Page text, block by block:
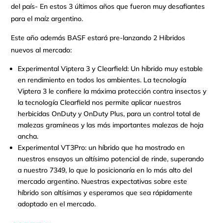
del país- En estos 3 últimos años que fueron muy desafiantes
para el maíz argentino.
Este año además BASF estará pre-lanzando 2 Híbridos
nuevos al mercado:
Experimental Viptera 3 y Clearfield: Un híbrido muy estable
en rendimiento en todos los ambientes. La tecnología
Viptera 3 le confiere la máxima protección contra insectos y
la tecnología Clearfield nos permite aplicar nuestros
herbicidas OnDuty y OnDuty Plus, para un control total de
malezas gramíneas y las más importantes malezas de hoja
ancha.
Experimental VT3Pro: un híbrido que ha mostrado en
nuestros ensayos un altísimo potencial de rinde, superando
a nuestro 7349, lo que lo posicionaría en lo más alto del
mercado argentino. Nuestras expectativas sobre este
híbrido son altísimas y esperamos que sea rápidamente
adoptado en el mercado.